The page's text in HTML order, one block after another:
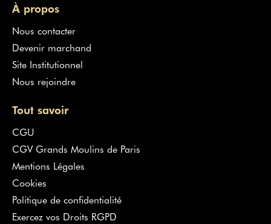
À propos
Nous contacter
Devenir marchand
Site Institutionnel
Nous rejoindre
Tout savoir
CGU
CGV Grands Moulins de Paris
Mentions Légales
Cookies
Politique de confidentialité
Exercez vos Droits RGPD